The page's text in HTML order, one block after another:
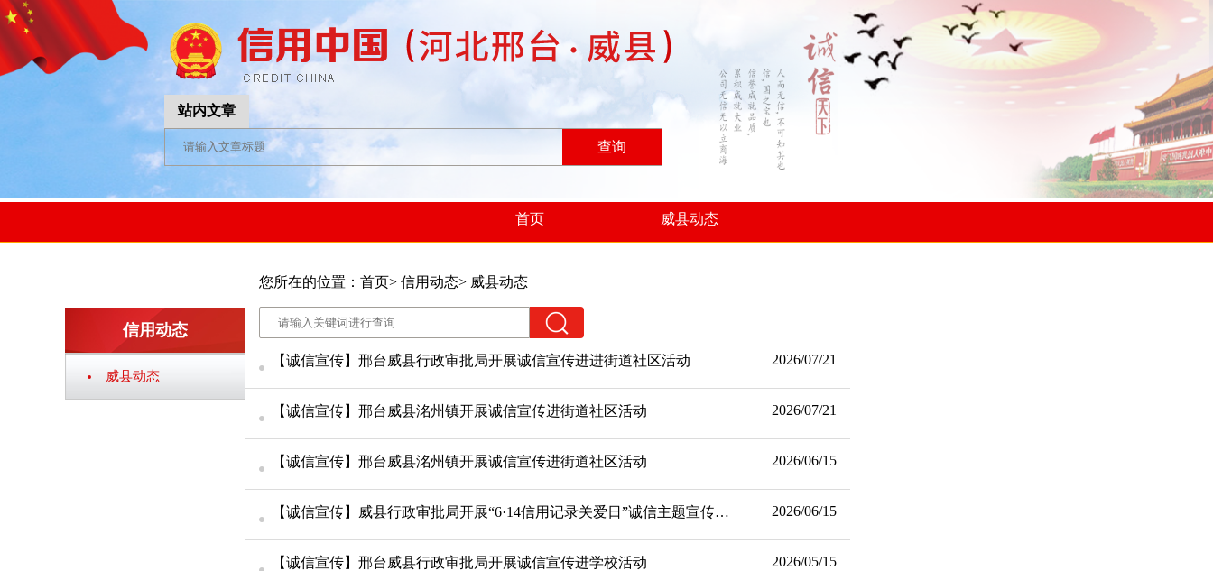
站内文章
查询
首页 威县动态
您所在的位置： 首页> 信用动态> 威县动态
信用动态
威县动态
【诚信宣传】邢台威县行政审批局开展诚信宣传进进街道社区活动 2026/07/21
【诚信宣传】邢台威县洺州镇开展诚信宣传进街道社区活动 2026/07/21
【诚信宣传】邢台威县洺州镇开展诚信宣传进街道社区活动 2026/06/15
【诚信宣传】威县行政审批局开展“6·14信用记录关爱日”诚信主题宣传活动 2026/06/15
【诚信宣传】邢台威县行政审批局开展诚信宣传进学校活动 2026/05/15